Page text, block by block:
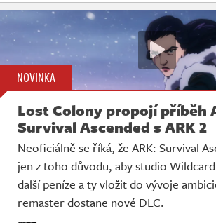
NOVINKA
Lost Colony propojí příběh
Survival Ascended s ARK 2
Neoficiálně se říká, že ARK: Survival
jen z toho důvodu, aby studio
další peníze a ty vložit do vývoje
remaster dostane nové DLC.